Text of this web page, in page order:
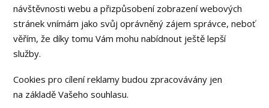
návštěvnosti webu a přizpůsobení zobrazení webových
stránek vnímám jako svůj oprávněný zájem správce, neboť
věřím, že díky tomu Vám mohu nabídnout ještě lepší
služby.
Cookies pro cílení reklamy budou zpracovávány jen
na základě Vašeho souhlasu.